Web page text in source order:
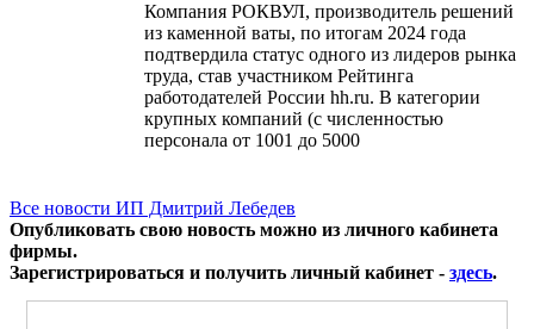
Компания РОКВУЛ, производитель решений
из каменной ваты, по итогам 2024 года
подтвердила статус одного из лидеров рынка
труда, став участником Рейтинга
работодателей России hh.ru. В категории
крупных компаний (с численностью
персонала от 1001 до 5000
Все новости ИП Дмитрий Лебедев
Опубликовать свою новость можно из личного кабинета
фирмы.
Зарегистрироваться и получить личный кабинет - здесь.